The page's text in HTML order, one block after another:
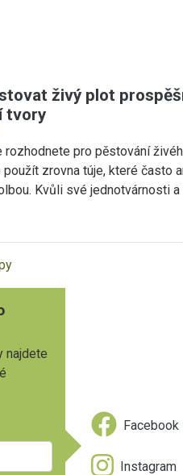
živý plot
tvory
rozhodnete pro pěstování
zrovna túje, které často
Kvůli své jednotvárnosti a
najdete
Facebook
Instagram